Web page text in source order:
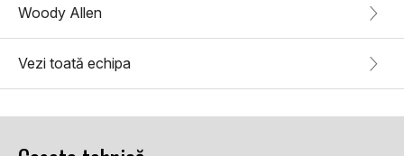
Woody Allen
Vezi toată echipa